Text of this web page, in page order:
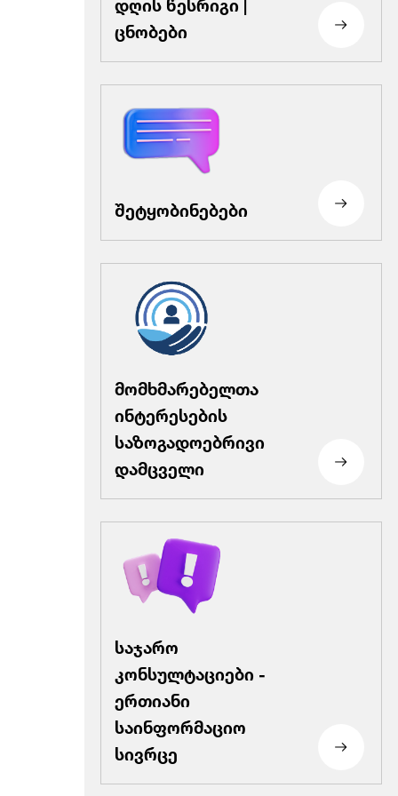
ცნობები
შეტყობინებები
მომხმარებელთა
ინტერესების
საზოგადოებრივი
დამცველი
საჯარო
კონსულტაციები -
ერთიანი
საინფორმაციო
სივრცე